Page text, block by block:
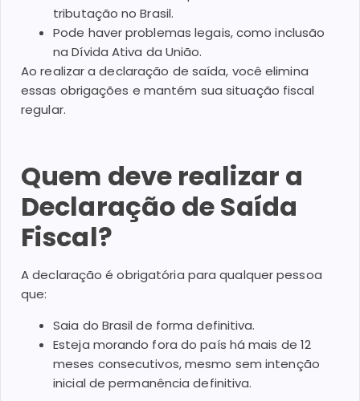
tributação no Brasil.
Pode haver problemas legais, como inclusão
na Dívida Ativa da União.
Ao realizar a declaração de saída, você elimina
essas obrigações e mantém sua situação fiscal
regular.
Quem deve realizar a
Declaração de Saída
Fiscal?
A declaração é obrigatória para qualquer pessoa
que:
Saia do Brasil de forma definitiva.
Esteja morando fora do país há mais de 12
meses consecutivos, mesmo sem intenção
inicial de permanência definitiva.